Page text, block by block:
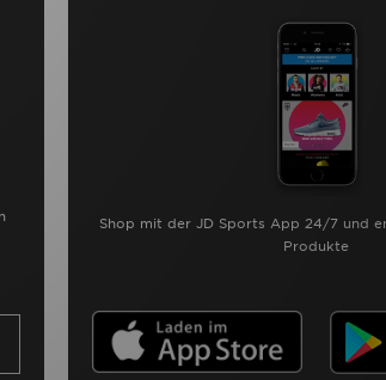
Shop mit der JD Sports App 24/7 und
Produkte